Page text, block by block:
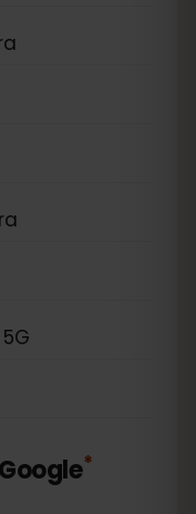
Google*